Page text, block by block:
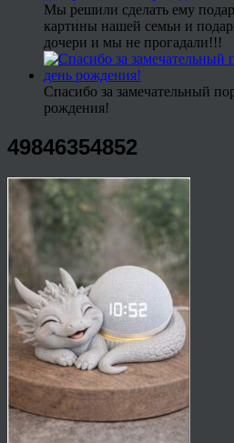
Мы решили сделать ему
картины нашей семьи и
дочери и мы не прогадали!!!
Спасибо за замечательный
рождения!
49846354852